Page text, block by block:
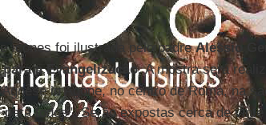
ícones foi ilustrada pelo padreAlessio
a Evangelização. A mostra será
in Agone, no centro de Roma, na
para todos". Serão expostas cerca de